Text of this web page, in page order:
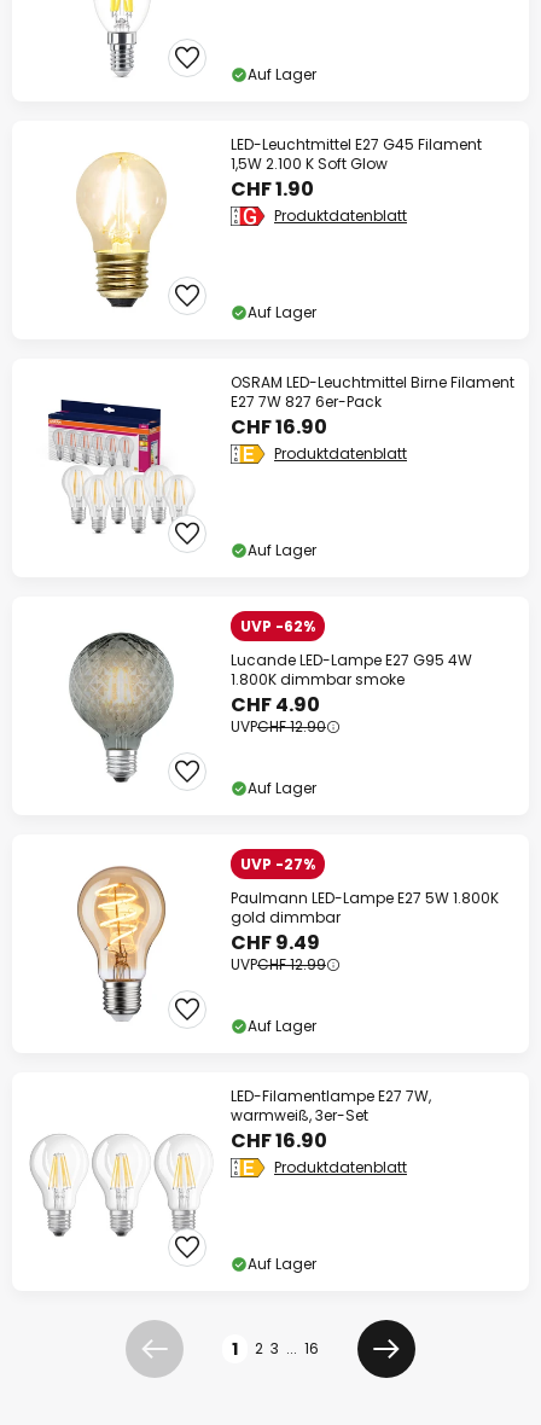
Auf Lager
LED-Leuchtmittel E27 G45 Filament
1,5W 2.100 K Soft Glow
CHF 1.90
Produktdatenblatt
Auf Lager
OSRAM LED-Leuchtmittel Birne Filament
E27 7W 827 6er-Pack
CHF 16.90
Produktdatenblatt
Auf Lager
UVP -62%
Lucande LED-Lampe E27 G95 4W
1.800K dimmbar smoke
CHF 4.90
UVPCHF 12.90
Auf Lager
UVP -27%
Paulmann LED-Lampe E27 5W 1.800K
gold dimmbar
CHF 9.49
UVPCHF 12.99
Auf Lager
LED-Filamentlampe E27 7W,
warmweiß, 3er-Set
CHF 16.90
Produktdatenblatt
Auf Lager
Zurück 1 2 3 ... 16
Weiter